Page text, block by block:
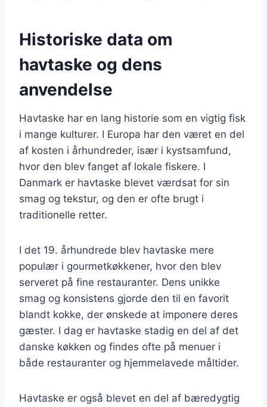
Historiske data om
havtaske og dens
anvendelse
Havtaske har en lang historie som en vigtig fisk
i mange kulturer. I Europa har den været en del
af kosten i århundreder, især i kystsamfund,
hvor den blev fanget af lokale fiskere. I
Danmark er havtaske blevet værdsat for sin
smag og tekstur, og den er ofte brugt i
traditionelle retter.
I det 19. århundrede blev havtaske mere
populær i gourmetkøkkener, hvor den blev
serveret på fine restauranter. Dens unikke
smag og konsistens gjorde den til en favorit
blandt kokke, der ønskede at imponere deres
gæster. I dag er havtaske stadig en del af det
danske køkken og findes ofte på menuer i
både restauranter og hjemmelavede måltider.
Havtaske er også blevet en del af bæredygtig